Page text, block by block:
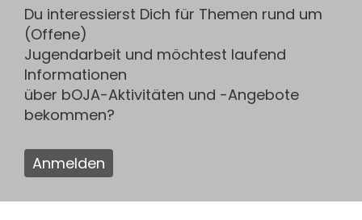
Du interessierst Dich für Themen rund um
(Offene)
Jugendarbeit und möchtest laufend
Informationen
über bOJA-Aktivitäten und -Angebote
bekommen?
Anmelden